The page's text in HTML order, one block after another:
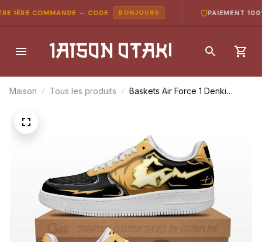
COMMANDE — CODE BONJOUR5 PAIEMENT 100%
Maison Tous les produits
Baskets Air Force 1 Denki